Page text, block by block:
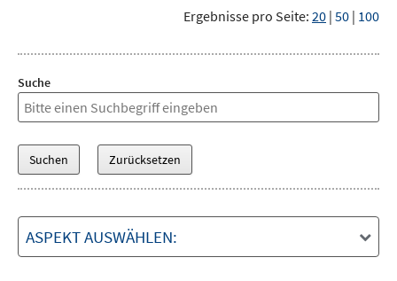
Ergebnisse pro Seite: 20 | 50 | 100
Suche
ASPEKT AUSWÄHLEN: